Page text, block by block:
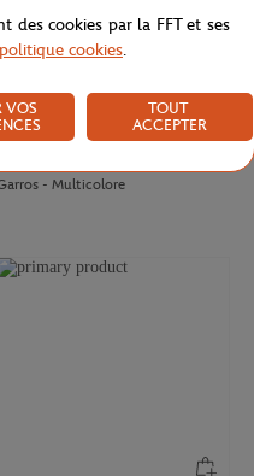
8,00
- Multicolore
des cookies par la FFT et ses
politique cookies.
VOS
TOUT
ACCEPTER